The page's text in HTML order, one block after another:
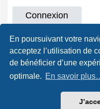
En poursuivant votre
acceptez l’utilisation de
de bénéficier d’une
optimale. En savoir